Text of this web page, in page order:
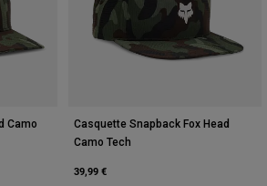
Camo
Casquette Snapback Fox Head
Camo Tech
39,99 €